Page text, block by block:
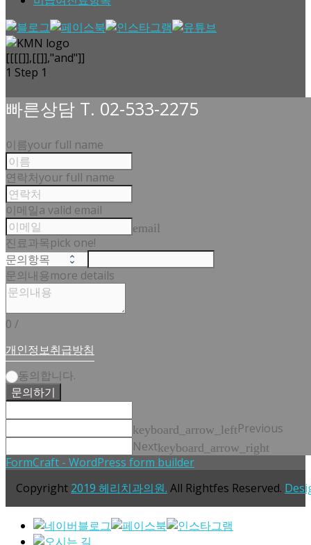
[[[[]],[[]],"and"]]
1 Step 1
빠른상담 T. 02-533-2275
이름your full name
연락처your full name
이메일a valid email
email
진료과목pick one!
문의내용more details
0 /
개인정보취급방침
동의합니다.
문의하기
keyboard_arrow_leftPrevious
Nextkeyboard_arrow_right
FormCraft - WordPress form builder
Copyright 2019 헤리치과의원. All Rightfes Reserved.